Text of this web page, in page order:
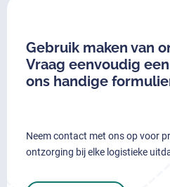
Gebruik maken van
Vraag eenvoudig
ons handige
Neem contact met ons op voor
ontzorging bij elke logistieke